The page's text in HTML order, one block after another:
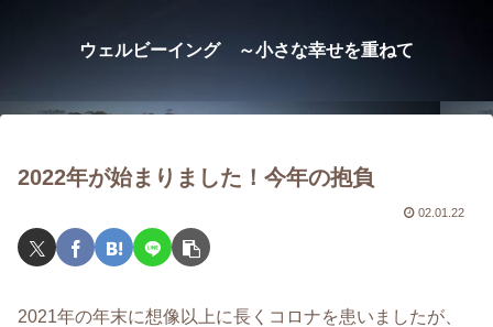
ウェルビーイング ～小さな幸せを重ねて
2022年が始まりました！今年の抱負
02.01.22
2021年の年末に想像以上に長くコロナを患いましたが、